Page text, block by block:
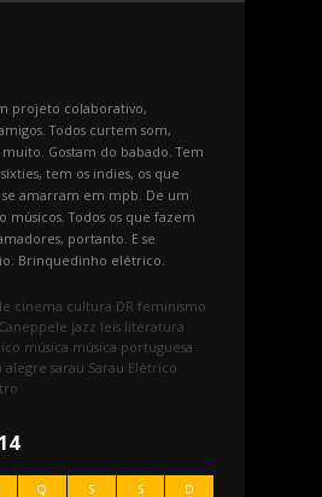
projeto colaborativo,
Todos curtem som,
Gostam do babado. Tem
tem os indies, os que
amarram em mpb. De um
músicos. Todos os que fazem
portanto. E se
Brinquedinho elétrico.
cinema cultura DR feminismo
jazz leis literatura
música música portuguesa
alegre sarau Sarau Elétrico
Q S S D